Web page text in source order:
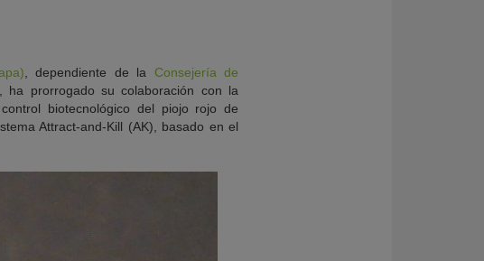
, dependiente de la Consejería de
ha prorrogado su colaboración con la
biotecnológico del piojo rojo de
Attract-and-Kill (AK), basado en el